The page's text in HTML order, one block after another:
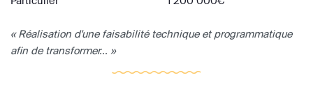
« Réalisation d'une faisabilité technique et programmatique
afin de transformer... »